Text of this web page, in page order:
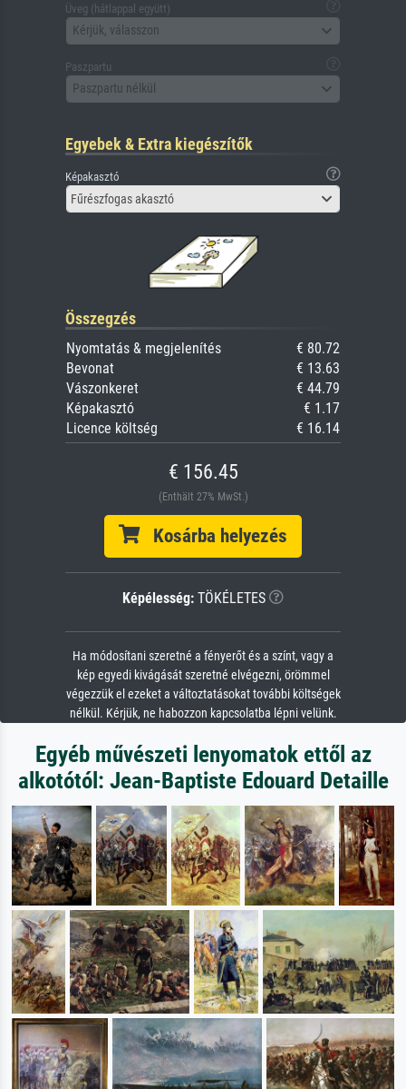
Üveg (hátlappal együtt)
Kérjük, válasszon
Paszpartu
Paszpartu nélkül
Egyebek & Extra kiegészítők
Képakasztó
Fűrészfogas akasztó
Összegzés
Nyomtatás & megjelenítés
€ 80.72
Bevonat
€ 13.63
Vászonkeret
€ 44.79
Képakasztó
€ 1.17
Licence költség
€ 16.14
€ 156.45
(Enthält 27% MwSt.)
Kosárba helyezés
Képélesség: TÖKÉLETES
Ha módosítani szeretné a fényerőt és a színt, vagy a
kép egyedi kivágását szeretné elvégezni, örömmel
végezzük el ezeket a változtatásokat további költségek
nélkül. Kérjük, ne habozzon kapcsolatba lépni velünk.
Egyéb művészeti lenyomatok ettől az
alkotótól: Jean-Baptiste Edouard Detaille